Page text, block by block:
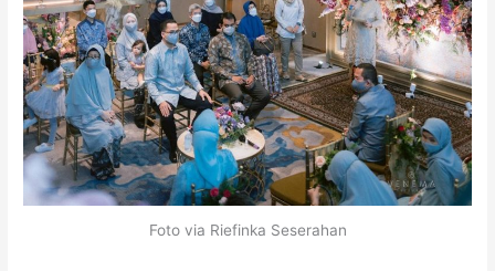
Foto via Riefinka Seserahan